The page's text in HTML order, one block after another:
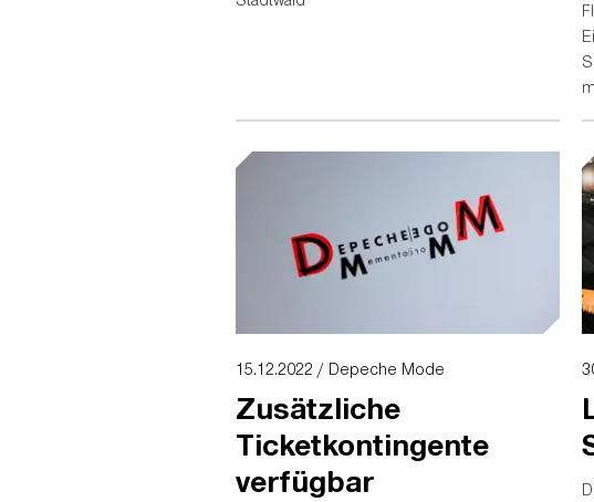
15.12.2022 / Depeche Mode
Zusätzliche
Ticketkontingente
verfügbar